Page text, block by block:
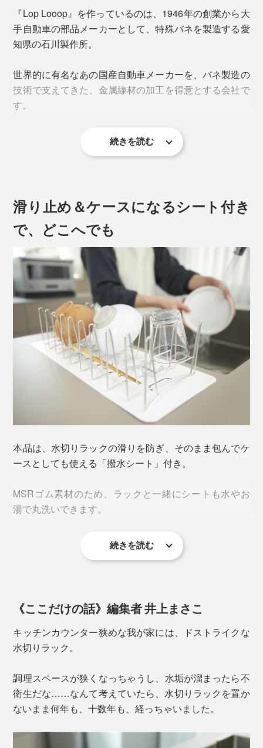
自動車のパーツにもなるほど丈夫なステンレス線材なの
に、少ない力でサッと縮められ、カチッと引っ掛けるだ
たとえば、食洗機で洗えないグラスや調理道具の手洗い
用に、“ときどき”必要になる水切りスペース。カウンタ
ーが狭くて、ラックを置きっぱなしにできないキッチン
で。
『Lop Looop』なら、普段はスポンジホルダーや引き出
しの隙間で大人しく待っていてくれて、使いたい時だけ
ビヨ〜ンと広げられて便利！
助けてほしい時だけ来てくれる、影のヒーローのような
広げた時のサイズは、幅14×奥行き37cm。一般的なシン
クの奥行きと同等の長さで、狭いスペースにも置ける絶
『Lop Looop』を作っているのは、1946年の創業から大
手自動車の部品メーカーとして、特殊バネを製造する愛
知県の石川製作所。
世界的に有名なあの国産自動車メーカーを、バネ製造の
技術で支えてきた、金属線材の加工を得意とする会社で
す。
金属の線材をフォーミング加工（曲げ加工）し、それを
熱処理することにより伸縮機能が生まれるバネ。
その歴史を辿れば、ネアンデルタール人が動物を捕獲す
るために木の弾性を利用してつくった「罠」にまで遡り
と元に戻ろうとする性質「弾性」。時を経て、その性質
は弓や鉄砲にも応用されるように。
やがてレオナルド・ダ・ヴィンチの力学的研究から、ガ
リレオ、ニュートン、フックらによって法則が確立さ
「ばね屋」だからこそ作れる、唯一無二の自社製品をつ
続きを読む
滑り止め＆ケースになるシート付き
で、どこへでも
本品は、水切りラックの滑りを防ぎ、そのまま包んでケ
ースとしても使える「撥水シート」付き。
MSRゴム素材のため、ラックと一緒にシートも水やお
湯で丸洗いできます。
カウンターにそのまま置くと滑ってしまうこともあるた
続きを読む
《ここだけの話》編集者 井上まさこ
キッチンカウンター狭めな我が家には、ドストライクな
水切りラック。
調理スペースが狭くなっちゃうし、水垢が溜まったら不
衛生だな……なんて考えていたら、水切りラックを置か
ないまま何年も、十数年も、経っちゃいました。